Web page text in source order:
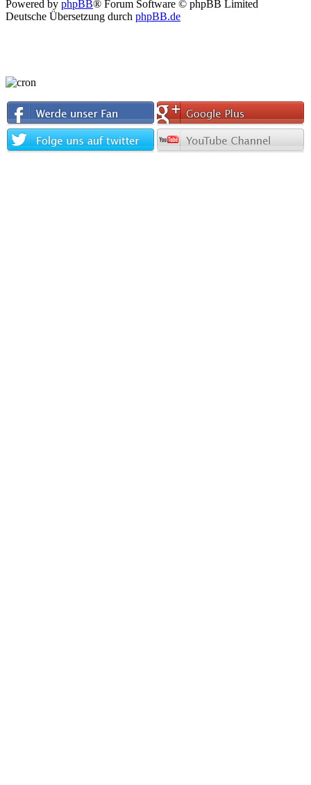
Powered by phpBB® Forum Software © phpBB Limited
Deutsche Übersetzung durch phpBB.de